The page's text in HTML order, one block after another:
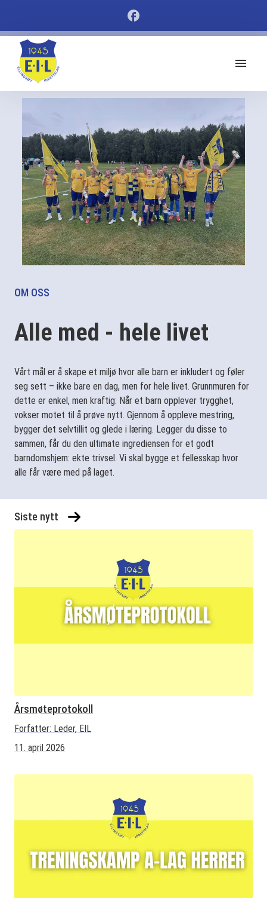
OM OSS
Alle med - hele livet
Vårt mål er å skape et miljø hvor alle barn er inkludert og føler
seg sett – ikke bare en dag, men for hele livet. Grunnmuren for
dette er enkel, men kraftig: Når et barn opplever trygghet,
vokser motet til å prøve nytt. Gjennom å oppleve mestring,
bygger det selvtillit og glede i læring. Legger du disse to
sammen, får du den ultimate ingrediensen for et godt
barndomshjem: ekte trivsel. Vi skal bygge et fellesskap hvor
alle får være med på laget.
Siste nytt
Årsmøteprotokoll
Forfatter: Leder, EIL
11. april 2026